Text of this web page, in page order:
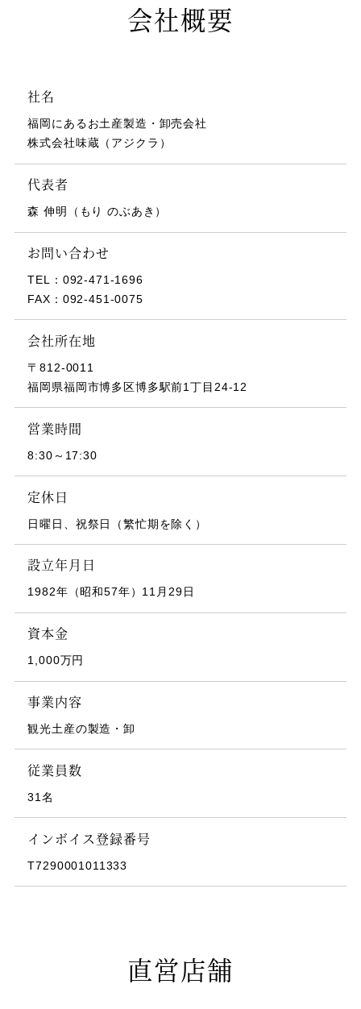
会社概要
社名
福岡にあるお土産製造・卸売会社
株式会社味蔵（アジクラ）
代表者
森 伸明（もり のぶあき）
お問い合わせ
TEL： 092-471-1696
FAX： 092-451-0075
会社所在地
〒812-0011
福岡県福岡市博多区博多駅前1丁目24-12
営業時間
8:30～17:30
定休日
日曜日、祝祭日（繁忙期を除く）
設立年月日
1982年（昭和57年）11月29日
資本金
1,000万円
事業内容
観光土産の製造・卸
従業員数
31名
インボイス登録番号
T7290001011333
直営店舗